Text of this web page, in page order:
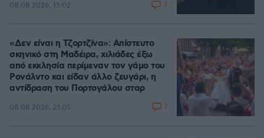
08.08.2026, 15:02 3
«Δεν είναι η Τζορτζίνα»: Απίστευτο
σκηνικό στη Μαδέιρα, χιλιάδες έξω
από εκκλησία περίμεναν τον γάμο του
Ρονάλντο και είδαν άλλο ζευγάρι, η
αντίδραση του Πορτογάλου σταρ
08.08.2026, 21:05 7